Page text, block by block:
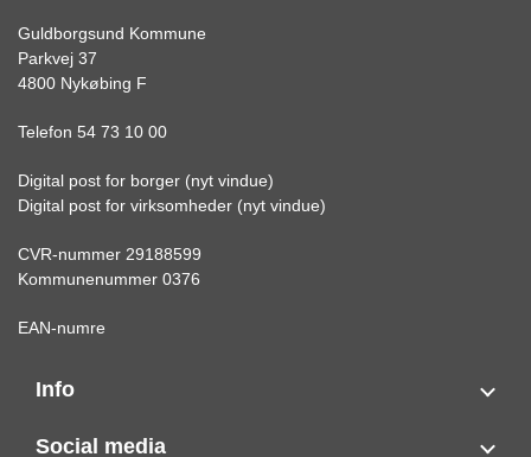
Guldborgsund Kommune
Parkvej 37
4800 Nykøbing F
Telefon 54 73 10 00
Digital post for borger (nyt vindue)
Digital post for virksomheder (nyt vindue)
CVR-nummer 29188599
Kommunenummer 0376
EAN-numre
Info
Social media